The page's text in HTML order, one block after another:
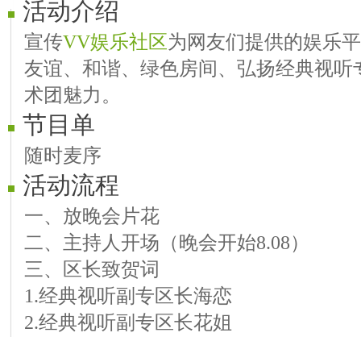
活动介绍
宣传VV娱乐社区为网友们提供的娱乐
友谊、和谐、绿色房间、弘扬经典视
术团魅力。
节目单
随时麦序
活动流程
一、放晚会片花
二、主持人开场（晚会开始8.08）
三、区长致贺词
1.经典视听副专区长海恋
2.经典视听副专区长花姐